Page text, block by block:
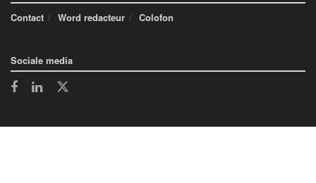
Contact
Word redacteur Colofon
Sociale media